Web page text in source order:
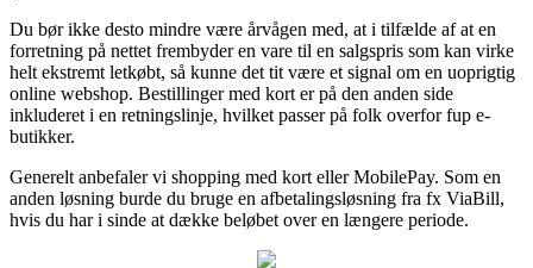
Du bør ikke desto mindre være årvågen med, at i tilfælde af at en
forretning på nettet frembyder en vare til en salgspris som kan virke
helt ekstremt letkøbt, så kunne det tit være et signal om en uoprigtig
online webshop. Bestillinger med kort er på den anden side
inkluderet i en retningslinje, hvilket passer på folk overfor fup e-
butikker.
Generelt anbefaler vi shopping med kort eller MobilePay. Som en
anden løsning burde du bruge en afbetalingsløsning fra fx ViaBill,
hvis du har i sinde at dække beløbet over en længere periode.